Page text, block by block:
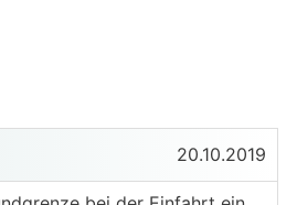
20.10.2019